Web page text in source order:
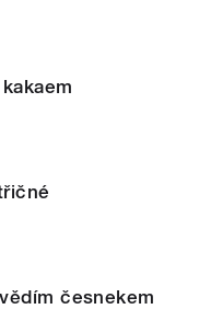
česnekem